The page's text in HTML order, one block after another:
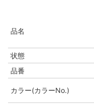
品名
状態
品番
カラー(カラーNo.)